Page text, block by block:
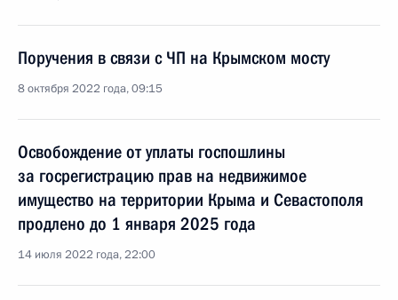
Поручения в связи с ЧП на Крымском мосту
8 октября 2022 года, 09:15
Освобождение от уплаты госпошлины
за госрегистрацию прав на недвижимое
имущество на территории Крыма и Севастополя
продлено до 1 января 2025 года
14 июля 2022 года, 22:00